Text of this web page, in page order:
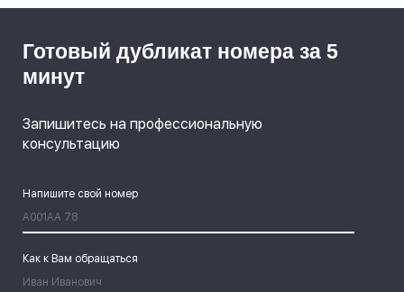
Готовый дубликат номера за 5
минут
Запишитесь на профессиональную
консультацию
Напишите свой номер
Как к Вам обращаться